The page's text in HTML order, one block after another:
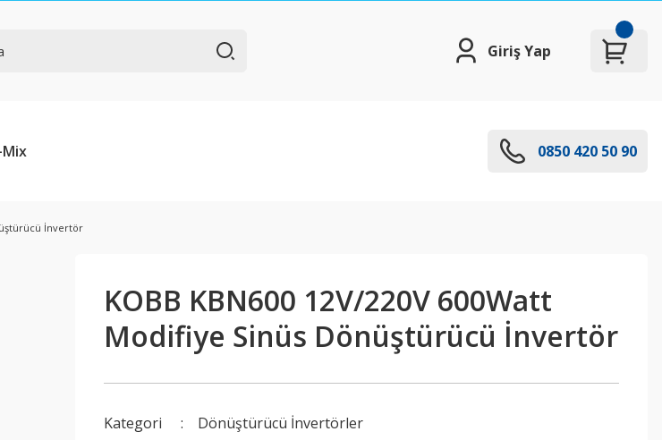
Giriş Yap
0850 420 50 90
İnvertör
KOBB KBN600 12V/220V 600Watt
Modifiye Sinüs Dönüştürücü İnvertör
Kategori
Dönüştürücü İnvertörler